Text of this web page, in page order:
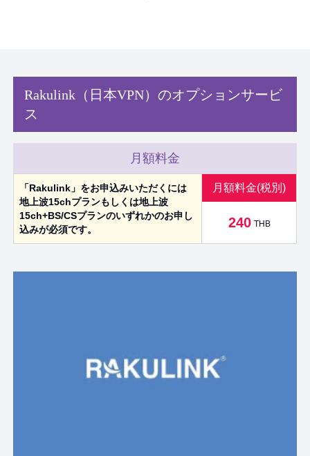
Rakulink（日本VPN）のオプションサービ
ス
月額料金
「Rakulink」をお申込みいただくには
地上波15chプランもしくは地上波
15ch+BS/CSプランのいずれかのお申し
込みが必須です。
月額料金(税別)
240 THB